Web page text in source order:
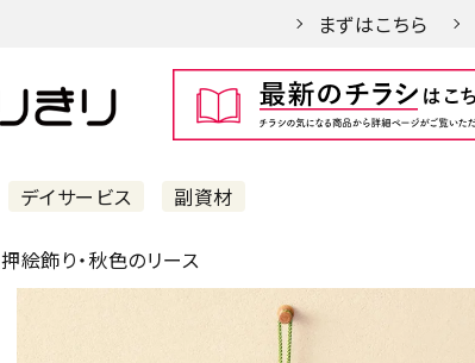
まずはこちら
デイサービス 副資材
押絵飾り・秋色のリース